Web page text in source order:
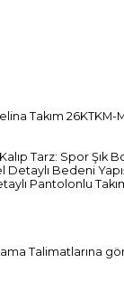
Takım 26KTKM-
Tarz: Spor Şık
Detaylı Bedeni
Pantolonlu
Talimatlarına